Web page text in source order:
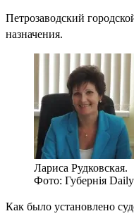
Петрозаводский
назначения.
Лариса Рудковская.
Фото: Губернiя Daily
Как было установлено